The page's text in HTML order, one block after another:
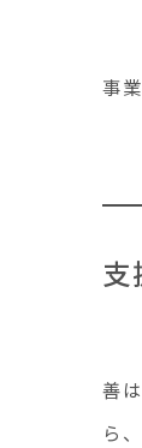
事
支
善
ら